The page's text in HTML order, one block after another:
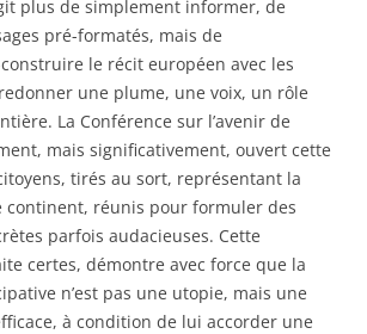
plus de simplement informer, de
pré-formatés, mais de
le récit européen avec les
une plume, une voix, un rôle
La Conférence sur l’avenir de
mais significativement, ouvert cette
tirés au sort, représentant la
continent, réunis pour formuler des
parfois audacieuses. Cette
certes, démontre avec force que la
n’est pas une utopie, mais une
à condition de lui accorder une